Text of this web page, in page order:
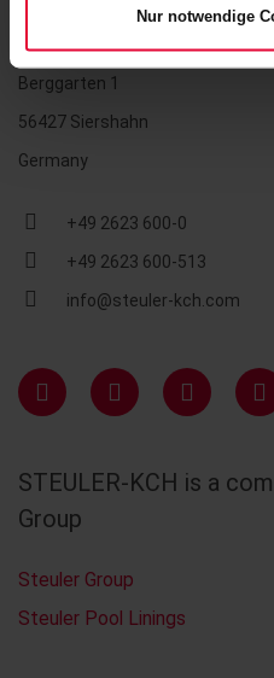
Nur notwendige
STEULER-KCH GmbH
Berggarten 1
56427 Siershahn
Germany
+49 2623 600-0
+49 2623 600-513
info@steuler-kch.com
STEULER-KCH is a
Group
Steuler Group
Steuler Pool Linings